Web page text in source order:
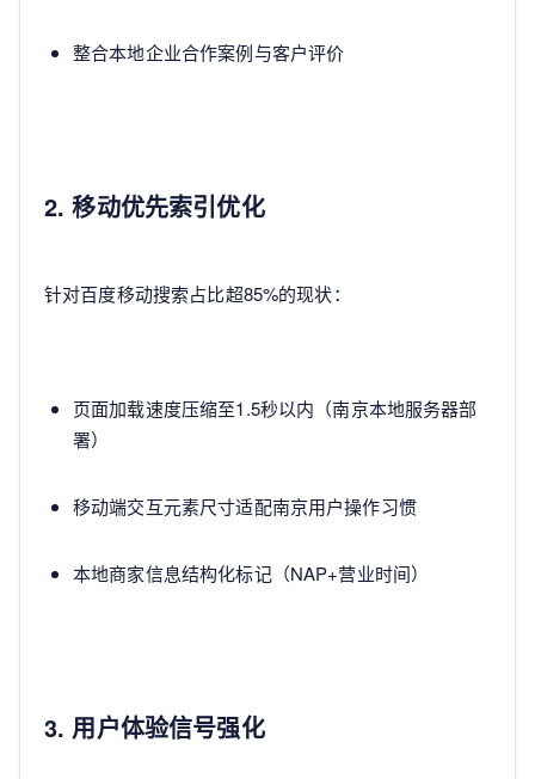
整合本地企业合作案例与客户评价
2. 移动优先索引优化
针对百度移动搜索占比超85%的现状：
页面加载速度压缩至1.5秒以内（南京本地服务器部
署）
移动端交互元素尺寸适配南京用户操作习惯
本地商家信息结构化标记（NAP+营业时间）
3. 用户体验信号强化